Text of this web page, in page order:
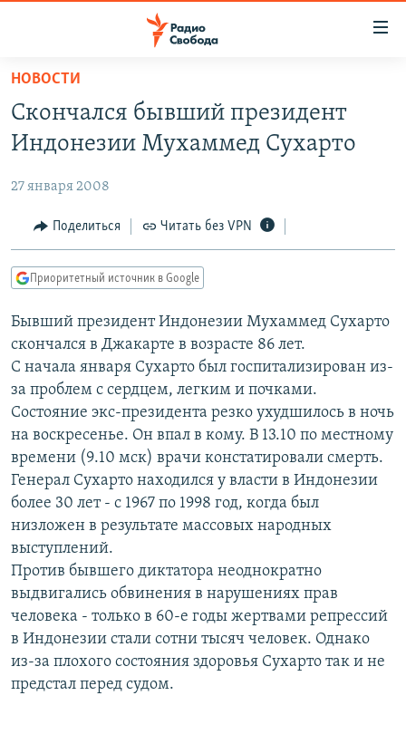
упрощенного
доступа
Вернуться
основному
Вернутся
главной
навигации
Вернутся
поиску
АВТОРСКИЕ ПРОЕКТЫ
ЦИТАТЫ СВОБОДЫ
МНЕНИЯ
IDEL.РЕАЛИИ
КАВКАЗ.РЕАЛИИ
СЕВЕР.РЕАЛИИ
СИБИРЬ.РЕАЛИИ
РАСПИСАНИЕ ВЕЩАНИЯ
ПОДПИШИТЕСЬ НА РАССЫЛКУ
СОЦИАЛЬНЫЕ СЕТИ
НОВОСТИ
Скончался бывший президент
Индонезии Мухаммед Сухарто
27 января 2008
Поделиться Читать без VPN
Приоритетный источник в Google
Бывший президент Индонезии Мухаммед Сухарто
скончался в Джакарте в возрасте 86 лет.
С начала января Сухарто был госпитализирован из-
за проблем с сердцем, легким и почками.
Состояние экс-президента резко ухудшилось в ночь
на воскресенье. Он впал в кому. В 13.10 по местному
времени (9.10 мск) врачи констатировали смерть.
Генерал Сухарто находился у власти в Индонезии
более 30 лет - с 1967 по 1998 год, когда был
низложен в результате массовых народных
выступлений.
Против бывшего диктатора неоднократно
выдвигались обвинения в нарушениях прав
человека - только в 60-е годы жертвами репрессий
в Индонезии стали сотни тысяч человек. Однако
из-за плохого состояния здоровья Сухарто так и не
предстал перед судом.